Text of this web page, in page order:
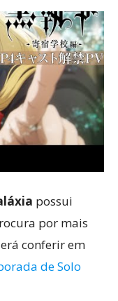
possui
por mais
conferir em
de Solo